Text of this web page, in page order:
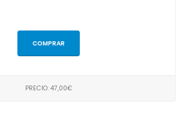
COMPRAR
PRECIO: 47,00€